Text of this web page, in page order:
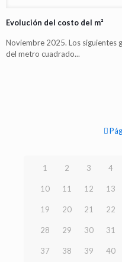
Evolución del costo del m²
Noviembre 2025. Los siguientes
del metro cuadrado...
1 2 3 4
10 11 12 13
19 20 21 22
28 29 30 31
37 38 39 40